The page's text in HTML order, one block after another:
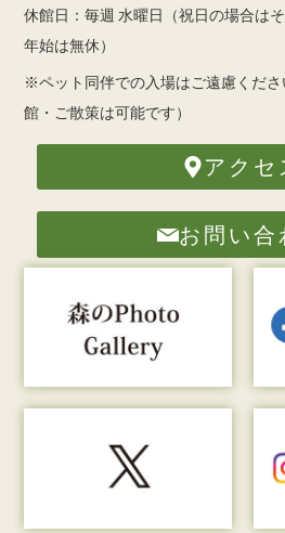
休館日：毎週 水曜日（祝日の場合は
年始は無休）
※ペット同伴での入場はご遠慮くださ
館・ご散策は可能です）
アクセ
お問い合